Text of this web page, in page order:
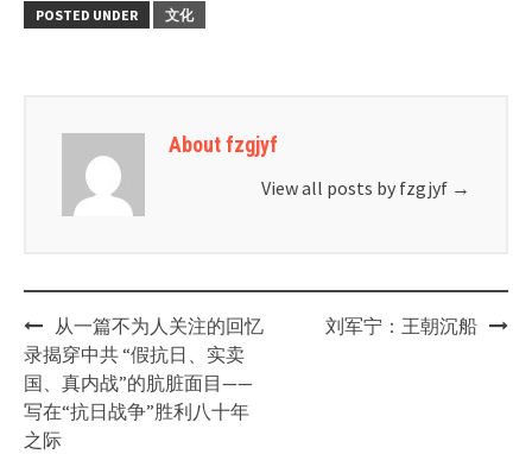
POSTED UNDER 文化
About fzgjyf
View all posts by fzgjyf →
Post
navigation
从一篇不为人关注的回忆
录揭穿中共 “假抗日、实卖
国、真内战”的肮脏面目——
写在“抗日战争”胜利八十年
之际
刘军宁：王朝沉船